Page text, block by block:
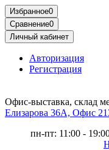
Избранное0
Сравнение0
Личный кабинет
Авторизация
Регистрация
Офис-выставка, склад
Елизарова 36А, Офис
пн-пт: 11:00 -